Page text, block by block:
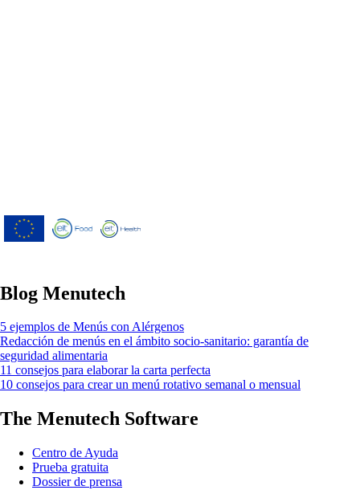
Blog Menutech
5 ejemplos de Menús con Alérgenos
Redacción de menús en el ámbito socio-sanitario: garantía de
seguridad alimentaria
11 consejos para elaborar la carta perfecta
10 consejos para crear un menú rotativo semanal o mensual
The Menutech Software
Centro de Ayuda
Prueba gratuita
Dossier de prensa